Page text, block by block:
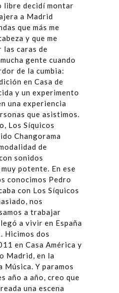
libre decidí montar
a Madrid
que más me
y que me
las caras de
gente cuando
de la cumbia:
en Casa de
y un experimento
una experiencia
que asistimos.
, Los Síquicos
Changorama
de
sonidos
potente. En ese
conocimos Pedro
con Los Síquicos
nos
a trabajar
a vivir en España
Hicimos dos
en Casa América y
Madrid, en la
Y paramos
año a año, creo que
una escena